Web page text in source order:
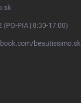
PIA | 8:30-17:00)
beautissimo.sk